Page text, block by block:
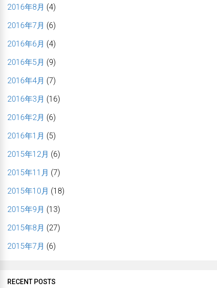
2016年8月 (4)
2016年7月 (6)
2016年6月 (4)
2016年5月 (9)
2016年4月 (7)
2016年3月 (16)
2016年2月 (6)
2016年1月 (5)
2015年12月 (6)
2015年11月 (7)
2015年10月 (18)
2015年9月 (13)
2015年8月 (27)
2015年7月 (6)
RECENT POSTS